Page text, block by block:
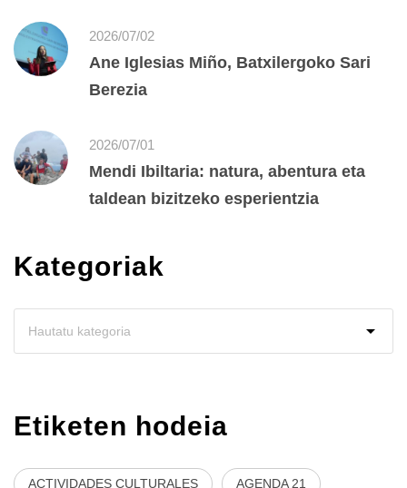
2026/07/02
Ane Iglesias Miño, Batxilergoko Sari
Berezia
2026/07/01
Mendi Ibiltaria: natura, abentura eta
taldean bizitzeko esperientzia
Kategoriak
Etiketen hodeia
ACTIVIDADES CULTURALES AGENDA 21